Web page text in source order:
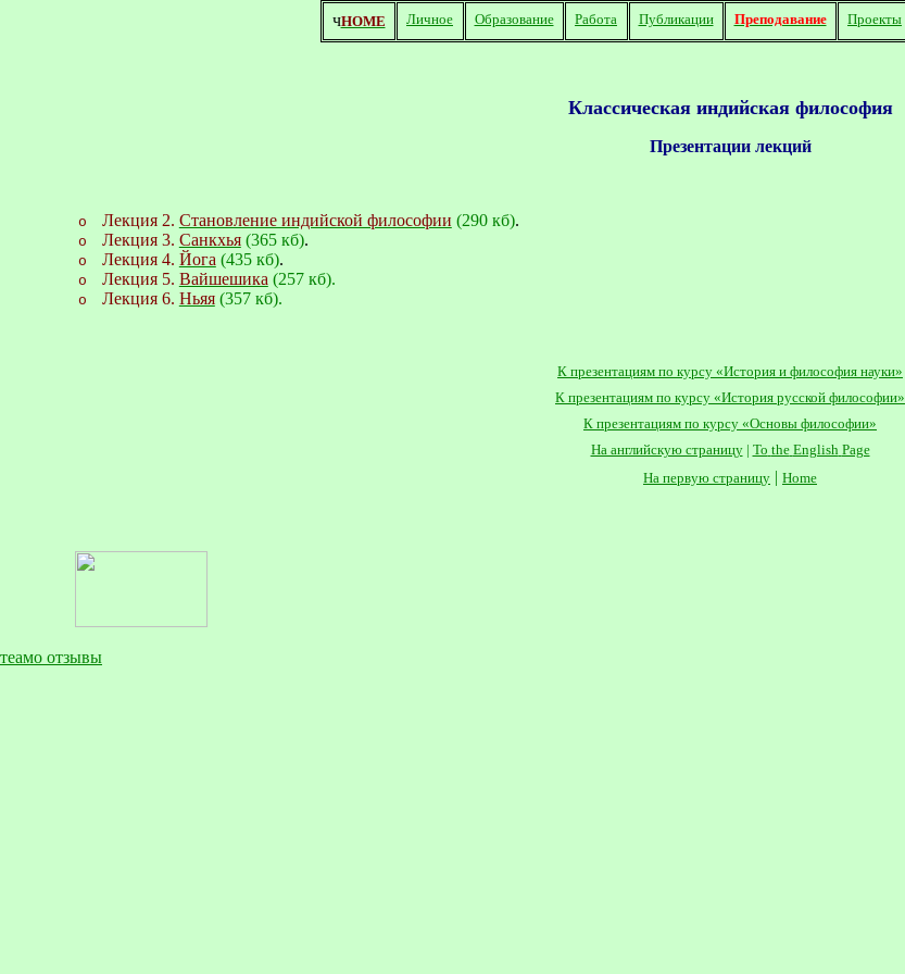
чHOME Личное Образование Работа Публикации Преподавание Проекты
Классическая индийская философия
Презентации лекций
o Лекция2. Становление индийской философии (290 кб).
o Лекция3. Санкхья (365 кб).
o Лекция 4. Йога (435 кб).
o Лекция 5. Вайшешика (257 кб).
o Лекция 6. Ньяя(357 кб).
К презентациям по курсу «История и философия науки»
К презентациям по курсу «История русской философии»
К презентациям по курсу «Основы философии»
На английскую страницу| To the English Page
На первую страницу | Home
теамо отзывы